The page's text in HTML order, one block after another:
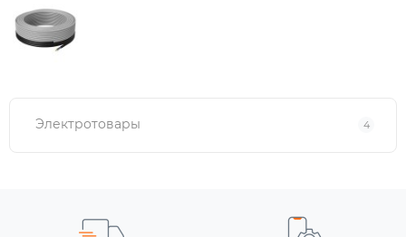
Электротовары 4